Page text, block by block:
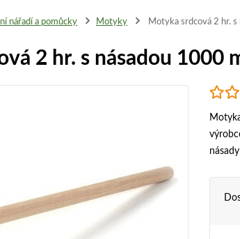
nářadí a pomůcky Motyky Motyka srdcová 2 hr.
2 hr. s násadou 1000